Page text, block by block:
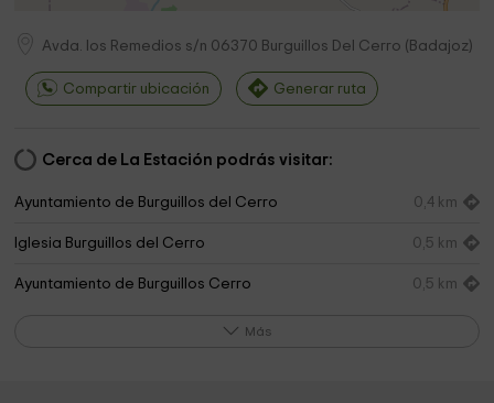
Avda. los Remedios s/n 06370 Burguillos Del Cerro ( Badajoz)
Compartir ubicación Generar ruta
Cerca de La Estación podrás visitar:
Ayuntamiento de Burguillos del Cerro 0,4 km
Iglesia Burguillos del Cerro 0,5 km
Ayuntamiento de Burguillos Cerro 0,5 km
Hermandad De Nuestro Padre Jesús Nazareno
Más